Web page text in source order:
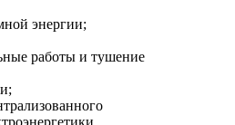
энергии;
работы и тушение